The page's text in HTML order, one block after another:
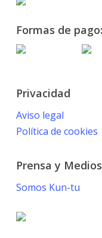
Formas de pago:
Privacidad
Aviso legal
Política de cookies
Prensa y Medios
Somos Kun-tu